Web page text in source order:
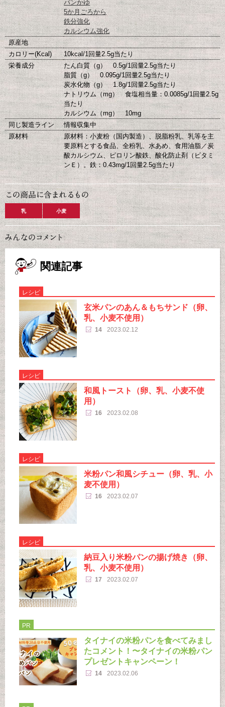
パンかゆ
5か月ごろから
鉄分強化
カルシウム強化
原産地
カロリー(Kcal)
10kcal/1回量2.5g当たり
栄養成分
たん白質（g） 0.5g/1回量2.5g当たり
脂質（g） 0.095g/1回量2.5g当たり
炭水化物（g） 1.8g/1回量2.5g当たり
ナトリウム（mg） 食塩相当量：0.0085g/1回量2.5g
当たり
カルシウム（mg） 10mg
同じ製造ライン
情報収集中
原材料
原材料：小麦粉（国内製造）、脱脂粉乳、乳等を主
要原料とする食品、全粉乳、水あめ、食用油脂／炭
酸カルシウム、ピロリン酸鉄、酸化防止剤（ビタミ
ンＥ）。鉄：0.43mg/1回量2.5g当たり
乳 小麦
関連記事
レシピ
玄米パンのあん＆もちサンド（卵、
乳、小麦不使用）
14 2023.02.12
レシピ
和風トースト（卵、乳、小麦不使
用）
16 2023.02.08
レシピ
米粉パン和風シチュー（卵、乳、小
麦不使用）
16 2023.02.07
レシピ
納豆入り米粉パンの揚げ焼き（卵、
乳、小麦不使用）
17 2023.02.07
PR
タイナイの米粉パンを食べてみまし
たコメント！〜タイナイの米粉パン
プレゼントキャンペーン！
14 2023.02.06